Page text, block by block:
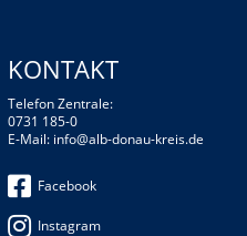
KONTAKT
Telefon Zentrale:
0731 185-0
E-Mail: info@alb-donau-kreis.de
Facebook
Instagram